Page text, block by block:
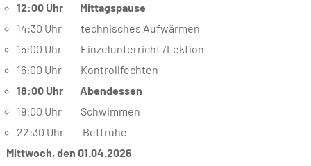
12:00 Uhr Mittagspause
14:30 Uhr technisches Aufwärmen
15:00 Uhr Einzelunterricht /Lektion
16:00 Uhr Kontrollfechten
18:00 Uhr Abendessen
19:00 Uhr Schwimmen
22:30 Uhr Bettruhe
Mittwoch, den 01.04.2026